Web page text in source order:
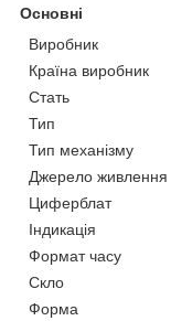
Основні
Виробник
Країна виробник
Стать
Тип
Тип механізму
Джерело живлення
Циферблат
Індикація
Формат часу
Скло
Форма